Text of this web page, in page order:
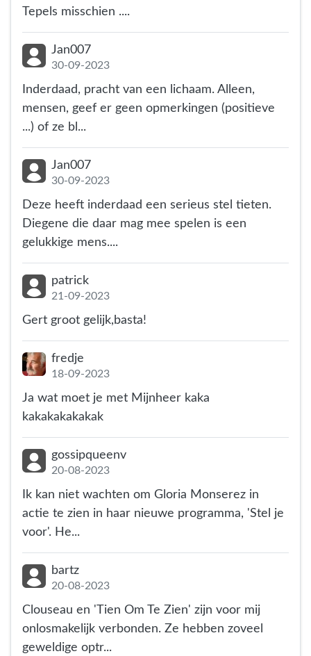
Tepels misschien ....
Jan007
30-09-2023
Inderdaad, pracht van een lichaam. Alleen,
mensen, geef er geen opmerkingen (positieve
...) of ze bl...
Jan007
30-09-2023
Deze heeft inderdaad een serieus stel tieten.
Diegene die daar mag mee spelen is een
gelukkige mens....
patrick
21-09-2023
Gert groot gelijk,basta!
fredje
18-09-2023
Ja wat moet je met Mijnheer kaka
kakakakakakak
gossipqueenv
20-08-2023
Ik kan niet wachten om Gloria Monserez in
actie te zien in haar nieuwe programma, 'Stel je
voor'. He...
bartz
20-08-2023
Clouseau en 'Tien Om Te Zien' zijn voor mij
onlosmakelijk verbonden. Ze hebben zoveel
geweldige optr...